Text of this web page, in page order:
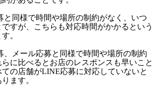
と同様で時間や場所の制約がなく、いつ
すが、こちらも対応時間がかかるという
。
、メール応募と同様で時間や場所の制約
に比べるとお店のレスポンスも早いこと
の店舗がLINE応募に対応していないと
ます。